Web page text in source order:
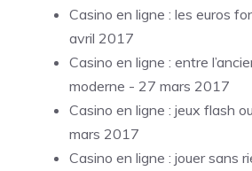
Casino en ligne : les euros
avril 2017
Casino en ligne : entre
moderne - 27 mars 2017
Casino en ligne : jeux flash
mars 2017
Casino en ligne : jouer sans